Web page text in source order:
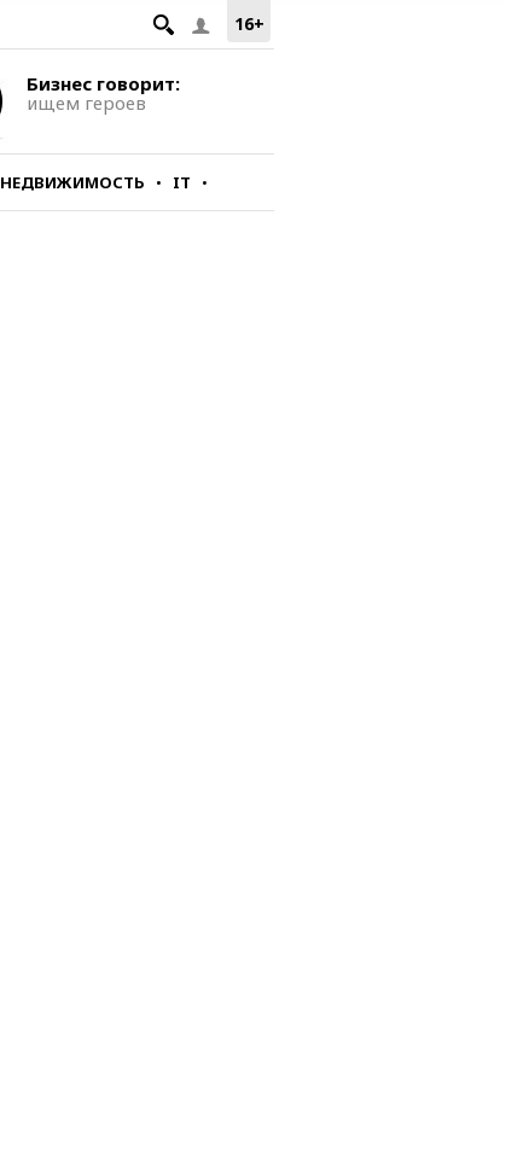
16+
Бизнес говорит:
ищем героев
НЕДВИЖИМОСТЬ IT